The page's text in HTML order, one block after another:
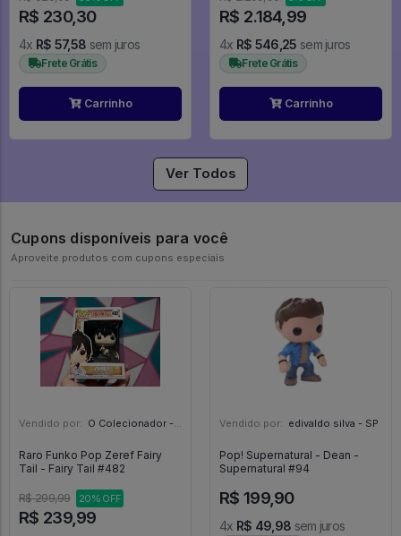
R$ 230,30
4x R$ 57,58 sem juros
Frete Grátis
Carrinho
R$ 2.184,99
4x R$ 546,25 sem juros
Frete Grátis
Carrinho
Ver Todos
Cupons disponíveis para você
Aproveite produtos com cupons especiais
Vendido por: O Colecionador - SP
Raro Funko Pop Zeref Fairy
Tail - Fairy Tail #482
R$ 299,99 20% OFF
R$ 239,99
Vendido por: edivaldo silva - SP
Pop! Supernatural - Dean -
Supernatural #94
R$ 199,90
4x R$ 49,98 sem juros